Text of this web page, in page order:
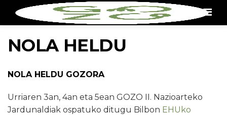
NOLA HELDU
NOLA HELDU GOZORA
Urriaren 3an, 4an eta 5ean GOZO II. Nazioarteko
Jardunaldiak ospatuko ditugu Bilbon EHUko